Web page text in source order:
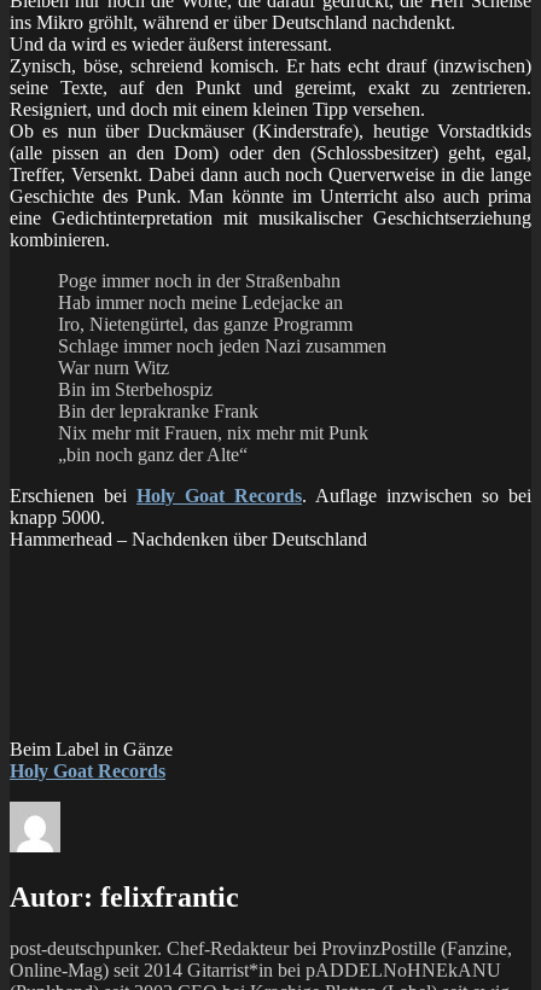
ins Mikro gröhlt, während er über Deutschland nachdenkt.
Und da wird es wieder äußerst interessant.
Zynisch, böse, schreiend komisch. Er hats echt drauf (inzwischen)
seine Texte, auf den Punkt und gereimt, exakt zu zentrieren.
Resigniert, und doch mit einem kleinen Tipp versehen.
Ob es nun über Duckmäuser (Kinderstrafe), heutige Vorstadtkids
(alle pissen an den Dom) oder den (Schlossbesitzer) geht, egal,
Treffer, Versenkt. Dabei dann auch noch Querverweise in die lange
Geschichte des Punk. Man könnte im Unterricht also auch prima
eine Gedichtinterpretation mit musikalischer Geschichtserziehung
kombinieren.
Poge immer noch in der Straßenbahn
Hab immer noch meine Ledejacke an
Iro, Nietengürtel, das ganze Programm
Schlage immer noch jeden Nazi zusammen
War nurn Witz
Bin im Sterbehospiz
Bin der leprakranke Frank
Nix mehr mit Frauen, nix mehr mit Punk
„bin noch ganz der Alte“
Erschienen bei Holy Goat Records. Auflage inzwischen so bei
knapp 5000.
Hammerhead – Nachdenken über Deutschland
Beim Label in Gänze
Holy Goat Records
Autor: felixfrantic
post-deutschpunker. Chef-Redakteur bei ProvinzPostille (Fanzine,
Online-Mag) seit 2014 Gitarrist*in bei pADDELNoHNEkANU